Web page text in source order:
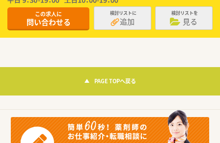
この求人に
問い合わせる
検討リストに
追加
検討リストを
見る
PAGE TOPへ戻る